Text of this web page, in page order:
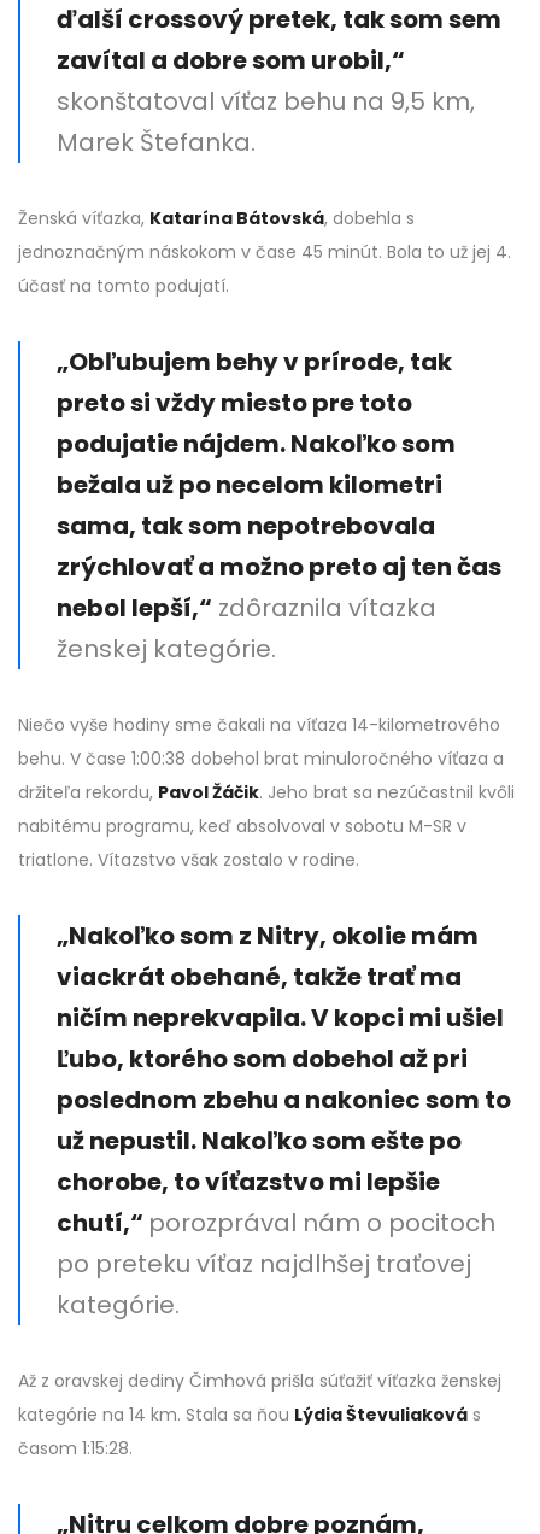
ďalší crossový pretek, tak som sem
zavítal a dobre som urobil,“
skonštatoval víťaz behu na 9,5 km,
Marek Štefanka.
Ženská víťazka, Katarína Bátovská, dobehla s
jednoznačným náskokom v čase 45 minút. Bola to už jej 4.
účasť na tomto podujatí.
„Obľubujem behy v prírode, tak
preto si vždy miesto pre toto
podujatie nájdem. Nakoľko som
bežala už po necelom kilometri
sama, tak som nepotrebovala
zrýchlovať a možno preto aj ten čas
nebol lepší,“ zdôraznila vítazka
ženskej kategórie.
Niečo vyše hodiny sme čakali na víťaza 14-kilometrového
behu. V čase 1:00:38 dobehol brat minuloročného víťaza a
držiteľa rekordu, Pavol Žáčik. Jeho brat sa nezúčastnil kvôli
nabitému programu, keď absolvoval v sobotu M-SR v
triatlone. Vítazstvo však zostalo v rodine.
„Nakoľko som z Nitry, okolie mám
viackrát obehané, takže trať ma
ničím neprekvapila. V kopci mi ušiel
Ľubo, ktorého som dobehol až pri
poslednom zbehu a nakoniec som to
už nepustil. Nakoľko som ešte po
chorobe, to víťazstvo mi lepšie
chutí,“ porozprával nám o pocitoch
po preteku víťaz najdlhšej traťovej
kategórie.
Až z oravskej dediny Čimhová prišla súťažiť víťazka ženskej
kategórie na 14 km. Stala sa ňou Lýdia Števuliaková s
časom 1:15:28.
„Nitru celkom dobre poznám,